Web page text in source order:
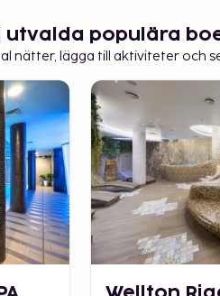
till Baltikum
utforska Baltikum och
eller i affärer, är airBaltic
resa och upplev hur
utvalda populära
nätter, lägga till aktiviteter och